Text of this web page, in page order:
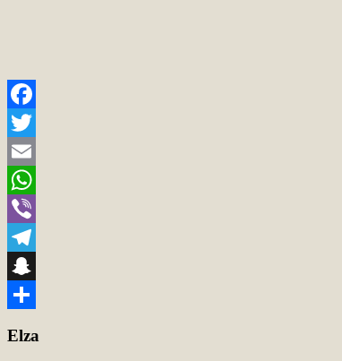
Facebook
Twitter
Email
WhatsApp
Viber
Telegram
Snapchat
Elza